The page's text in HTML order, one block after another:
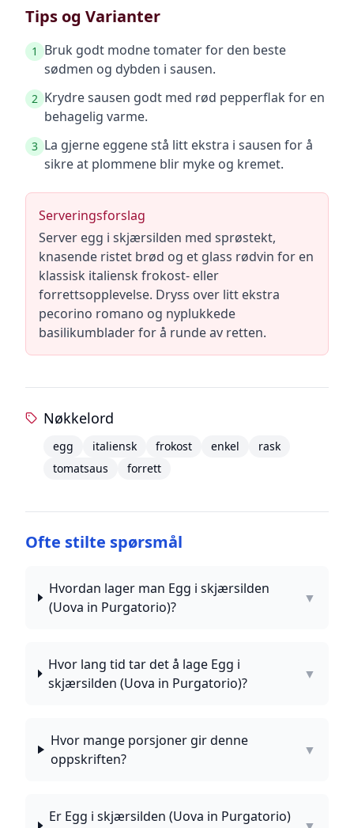
Tips og Varianter
1
Bruk godt modne tomater for den beste
sødmen og dybden i sausen.
2 Krydre sausen godt med rød pepperflak for en
behagelig varme.
3 La gjerne eggene stå litt ekstra i sausen for å
sikre at plommene blir myke og kremet.
Serveringsforslag
Server egg i skjærsilden med sprøstekt,
knasende ristet brød og et glass rødvin for en
klassisk italiensk frokost- eller
forrettsopplevelse. Dryss over litt ekstra
pecorino romano og nyplukkede
basilikumblader for å runde av retten.
Nøkkelord
egg italiensk frokost enkel
rask
tomatsaus
forrett
Ofte stilte spørsmål
Hvordan lager man Egg i skjærsilden
(Uova in Purgatorio)?
▼
Hvor lang tid tar det å lage Egg i
skjærsilden (Uova in Purgatorio)?
▼
Hvor mange porsjoner gir denne
oppskriften?
▼
Er Egg i skjærsilden (Uova in Purgatorio)